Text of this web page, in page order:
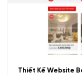
Thiết Kế Website